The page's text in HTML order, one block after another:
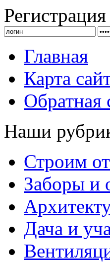
Регистрация
Главная
Карта
Обратная
Наши
Строим
Заборы и
Дача и